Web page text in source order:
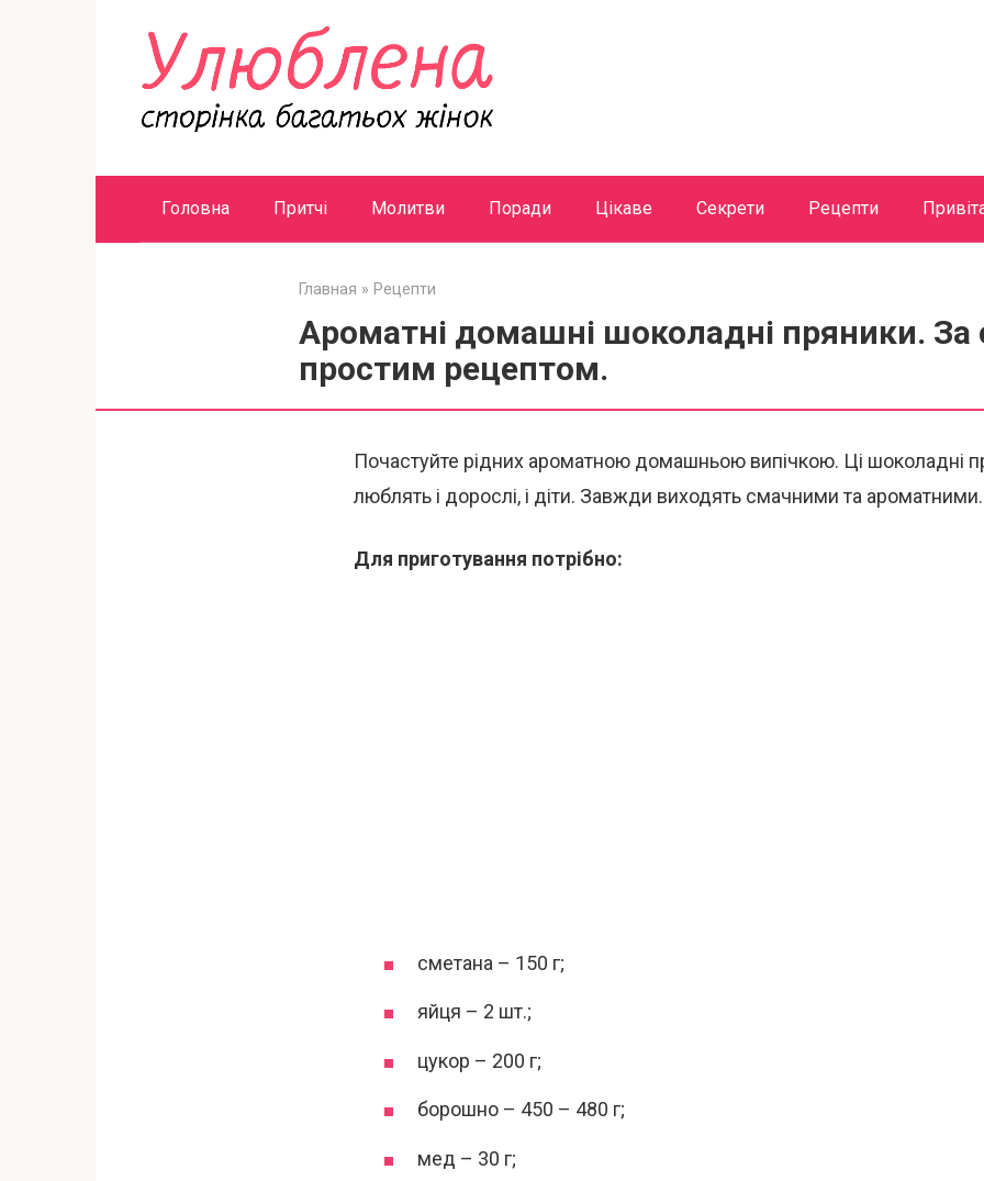
Головна Притчі Молитви Поради Цікаве Секрети Рецепти
Главная » Рецепти
Ароматні домашні шоколадні пряники.
простим рецептом.
Почастуйте рідних ароматною домашньою випічкою. Ці шоколадні
люблять і дорослі, і діти. Завжди виходять смачними та ароматними.
Для приготування потрібно:
сметана – 150 г;
яйця – 2 шт.;
цукор – 200 г;
борошно – 450 – 480 г;
мед – 30 г;